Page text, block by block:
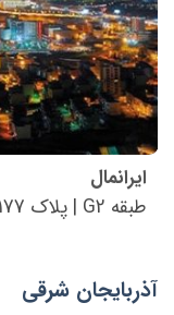
ایرانمال
طبقه G2 | پلاک RC177
آذربایجان شرقی